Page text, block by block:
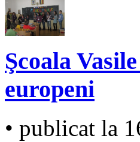
Şcoala
europeni
• publicat la